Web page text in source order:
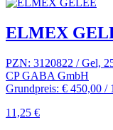
ELMEX
PZN: 3120822 / Gel,
CP GABA GmbH
Grundpreis: € 450,00 /
11,25 €